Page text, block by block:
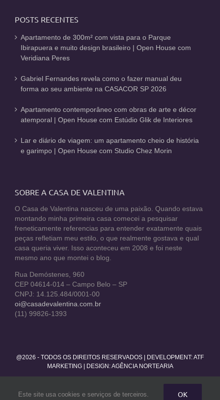
POSTS RECENTES
Apartamento de 300m² com vista para o Parque
Ibirapuera e muito design brasileiro | Open House com
Veridiana Peres
Gabriel Fernandes revela como o fazer manual deu
forma ao seu ambiente na CASACOR SP 2026
Apartamento contemporâneo com obras de arte e décor
atemporal | Open House com Estúdio Glik de Interiores
Lar e diário de viagem: um apartamento cheio de história
e garimpo | Open House com Studio Chez Morin
SOBRE A CASA DE VALENTINA
O Casa de Valentina nasceu de uma paixão. Quando estava
montando minha primeira casa comecei a pesquisar
freneticamente referencias para entender exatamente quais
peças refletiam meu estilo, o que realmente gostava e qual
casa queria viver. Isso aconteceu em 2008 e foi neste
mesmo ano que montei o blog.
Rua Demóstenes, 960
CEP 04614-014 – Campo Belo – SP
CNPJ: 14.125.484/0001-00
oi@casadevalentina.com.br
(11) 99826-1393
@2026 - TODOS OS DIREITOS RESERVADOS | DEVELOPMENT:ATF
MARKETING| DESIGN: AGÊNCIA NORTEARIA
FacebookTwitterInstagramPinterestYouTube
Este site usa cookies e serviços de terceiros. OK